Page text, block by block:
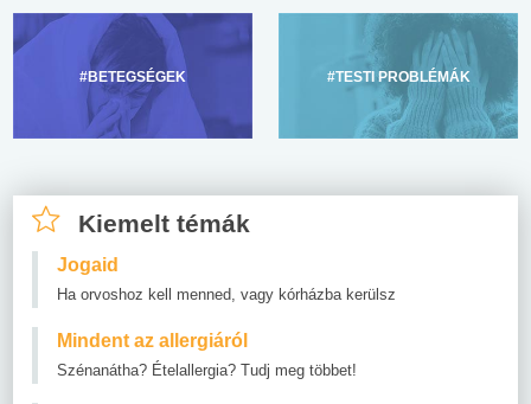
#BETEGSÉGEK #TESTI PROBLÉMÁK
Kiemelt témák
Jogaid
Ha orvoshoz kell menned, vagy kórházba kerülsz
Mindent az allergiáról
Szénanátha? Ételallergia? Tudj meg többet!